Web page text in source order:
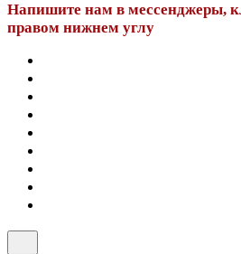
Напишите нам в мессенджеры,
правом нижнем углу